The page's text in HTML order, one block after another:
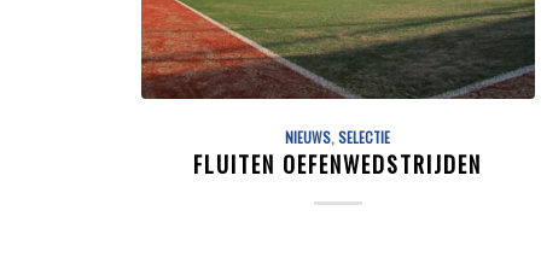
NIEUWS,SELECTIE
FLUITEN OEFENWEDSTRIJDEN